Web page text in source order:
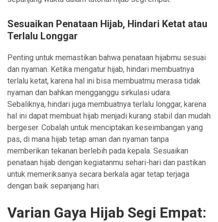
Sesuaikan Penataan Hijab, Hindari Ketat atau
Terlalu Longgar
Penting untuk memastikan bahwa penataan hijabmu sesuai
dan nyaman. Ketika mengatur hijab, hindari membuatnya
terlalu ketat, karena hal ini bisa membuatmu merasa tidak
nyaman dan bahkan mengganggu sirkulasi udara.
Sebaliknya, hindari juga membuatnya terlalu longgar, karena
hal ini dapat membuat hijab menjadi kurang stabil dan mudah
bergeser. Cobalah untuk menciptakan keseimbangan yang
pas, di mana hijab tetap aman dan nyaman tanpa
memberikan tekanan berlebih pada kepala. Sesuaikan
penataan hijab dengan kegiatanmu sehari-hari dan pastikan
untuk memeriksanya secara berkala agar tetap terjaga
dengan baik sepanjang hari.
Varian Gaya Hijab Segi Empat: